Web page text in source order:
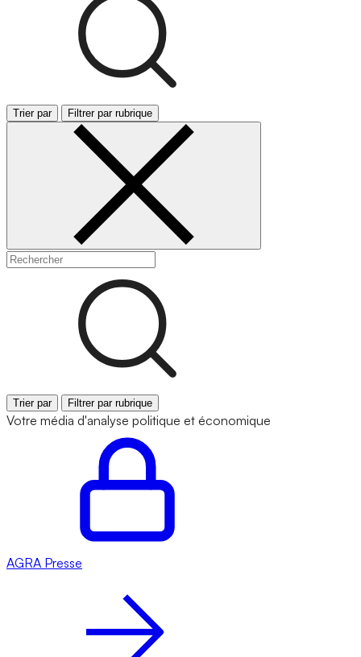
Trier par Filtrer par rubrique
Trier par Filtrer par rubrique
Votre média d'analyse politique et économique
AGRA Presse